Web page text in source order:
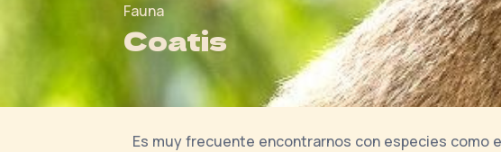
Fauna
Coatis
Es muy frecuente encontrarnos con especies como